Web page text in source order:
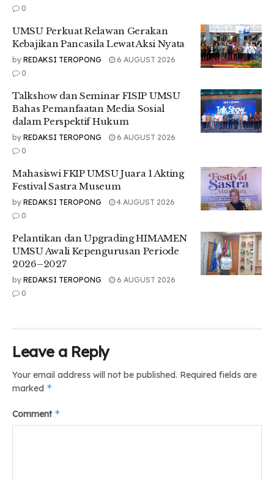
“Nah, karena kita mengangkat temanya kopi dan kebetulan
Gayo dan juga bergerak di ekspor kopi. Jadi dia telah
mendalami ilmu tentang dunia perkopian dan juga
pengalamannya itu banyak sehingga dapat dibagikan ilmu
dan pengalamannya di HMJ MBS ini,” katanya.
Menurutnya, pengalaman yang dibagikan oleh pelaku usaha
tidak hanya menambah wawasan, tetapi juga mampu
memberikan motivasi bagi mahasiswa untuk menumbuhkan
jiwa kewirausahaan sejak dini.
“Banyak pengalaman-pengalaman dari owner mulai dari dia
merintis jadi ilmu-ilmunya itu sangat positif dan sangat
memotivasi kita untuk menimbulkan jiwa-jiwa bisnis dalam
diri kita,” tuturnya.
Sementara itu, Ketua Panitia Seminar Kewirausahaan 2026,
Muthia Maharani, mengatakan kegiatan tersebut bertujuan
memberikan wawasan serta membuka peluang relasi bagi
mahasiswa yang tertarik menekuni dunia usaha.
“Seminar kewirausahaan ini merupakan prokja divisi dari
kewirausahaan HMJ MBS FAI UMSU yang dimana bertujuan
tr :
Tags: #Pembelajaran#Umsu#Medan#DailyTeropong
0
UMSU Perkuat Relawan Gerakan
Kebajikan Pancasila Lewat Aksi Nyata
by REDAKSI TEROPONG
6 AUGUST 2026
0
Talkshow dan Seminar FISIP UMSU
Bahas Pemanfaatan Media Sosial
dalam Perspektif Hukum
by REDAKSI TEROPONG
6 AUGUST 2026
0
Mahasiswi FKIP UMSU Juara 1 Akting
Festival Sastra Museum
by REDAKSI TEROPONG
4 AUGUST 2026
0
Pelantikan dan Upgrading HIMAMEN
UMSU Awali Kepengurusan Periode
2026–2027
by REDAKSI TEROPONG
6 AUGUST 2026
0
Leave a Reply
Your email address will not be published. Required fields are
marked *
Comment *